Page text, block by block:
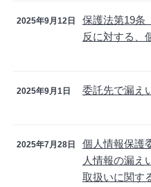
2025年9月12日
保護法第19条
反に対する、
2025年9月1日 委託先で漏え
2025年7月28日
個人情報保護
人情報の漏え
取扱いに関す